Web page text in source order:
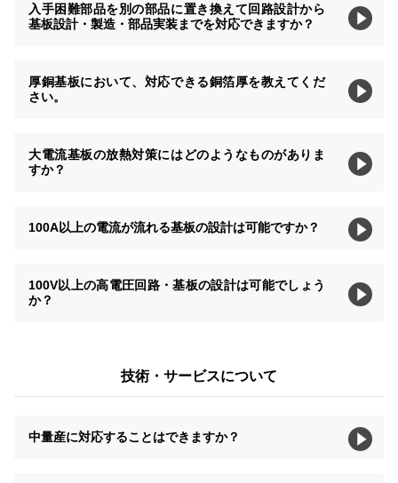
入手困難部品を別の部品に置き換えて回路設計から
基板設計・製造・部品実装までを対応できますか？
厚銅基板において、対応できる銅箔厚を教えてくだ
さい。
大電流基板の放熱対策にはどのようなものがありま
すか？
100A以上の電流が流れる基板の設計は可能ですか？
100V以上の高電圧回路・基板の設計は可能でしょう
か？
技術・サービスについて
中量産に対応することはできますか？